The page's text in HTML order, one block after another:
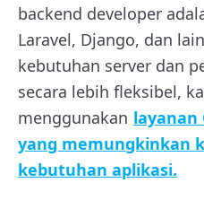
backend developer
Laravel, Django, dan
kebutuhan server dan
secara lebih fleksibel,
menggunakan layanan
yang memungkinkan
kebutuhan aplikasi.